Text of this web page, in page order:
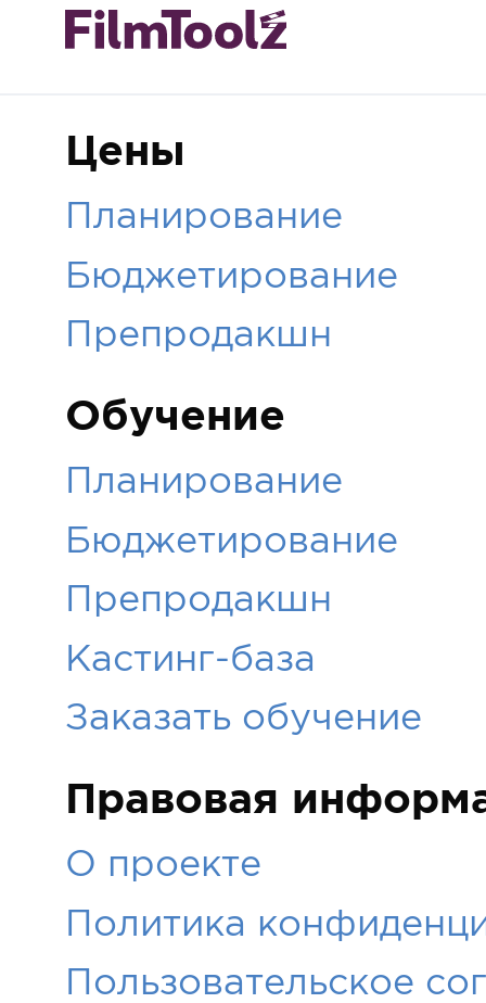
Цены
Планирование
Бюджетирование
Препродакшн
Обучение
Планирование
Бюджетирование
Препродакшн
Кастинг-база
Заказать обучение
Правовая
О проекте
Политика
Пользовательское